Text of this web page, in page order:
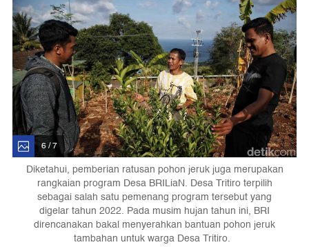
6 / 7
Diketahui, pemberian ratusan pohon jeruk juga merupakan
rangkaian program Desa BRILiaN. Desa Tritiro terpilih
sebagai salah satu pemenang program tersebut yang
digelar tahun 2022. Pada musim hujan tahun ini, BRI
direncanakan bakal menyerahkan bantuan pohon jeruk
tambahan untuk warga Desa Tritiro.